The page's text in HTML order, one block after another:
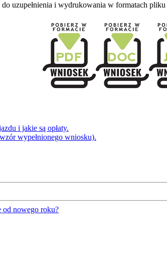
uzupełnienia i wydrukowania w formatach
i jakie są opłaty.
wypełnionego wniosku).
od nowego roku?